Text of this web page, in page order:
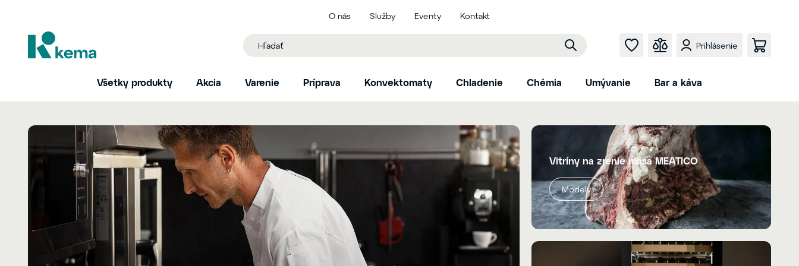
O nás Služby Eventy Kontakt
Prihlásenie
Všetky produkty Akcia Varenie Príprava Konvektomaty Chladenie Chémia Umývanie Bar a káva
Vitríny na zrenie mäsa MEATICO
Modely